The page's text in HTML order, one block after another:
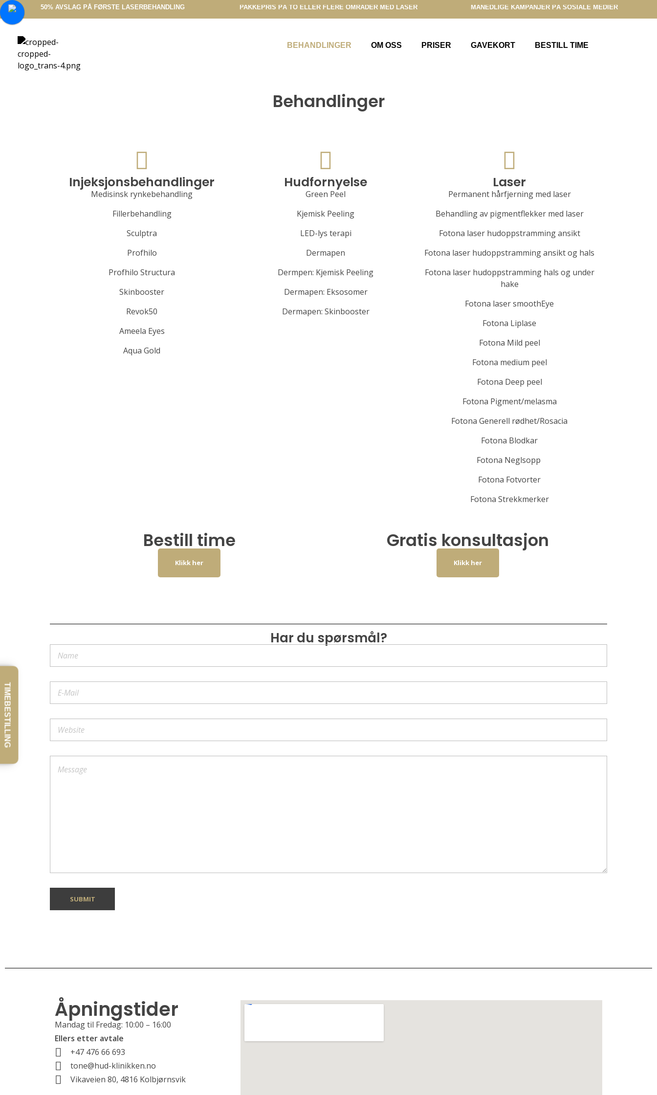
50% AVSLAG PÅ FØRSTE LASERBEHANDLING PAKKEPRIS PÅ TO ELLER FLERE OMRÅDER MED LASER MÅNEDLIGE KAMPANJER PÅ SOSIALE MEDIER
BEHANDLINGER OM OSS PRISER GAVEKORT BESTILL TIME
Behandlinger
Injeksjonsbehandlinger
Medisinsk rynkebehandling
Fillerbehandling
Sculptra
Profhilo
Profhilo Structura
Skinbooster
Revok50
Ameela Eyes
Aqua Gold
Hudfornyelse
Green Peel
Kjemisk Peeling
LED-lys terapi
Dermapen
Dermpen: Kjemisk Peeling
Dermapen: Eksosomer
Dermapen: Skinbooster
Laser
Permanent hårfjerning med laser
Behandling av pigmentflekker med laser
Fotona laser hudoppstramming ansikt
Fotona laser hudoppstramming ansikt og hals
Fotona laser hudoppstramming hals og under
hake
Fotona laser smoothEye
Fotona Liplase
Fotona Mild peel
Fotona medium peel
Fotona Deep peel
Fotona Pigment/melasma
Fotona Generell rødhet/Rosacia
Fotona Blodkar
Fotona Neglsopp
Fotona Fotvorter
Fotona Strekkmerker
Bestill time
Klikk her
Gratis konsultasjon
Klikk her
Har du spørsmål?
Åpningstider
Mandag til Fredag: 10:00 – 16:00
Ellers etter avtale
+47 476 66 693
tone@hud-klinikken.no
Vikaveien 80, 4816 Kolbjørnsvik
TIMEBESTILLING